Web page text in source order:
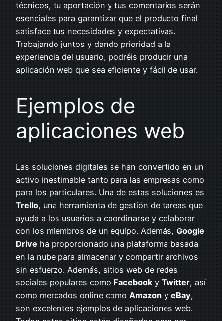
técnicos, tu aportación y tus comentarios serán
esenciales para garantizar que el producto final
satisface tus necesidades y expectativas.
Trabajando juntos y dando prioridad a la
experiencia del usuario, podréis producir una
aplicación web que sea eficiente y fácil de usar.
Ejemplos de
aplicaciones web
Las soluciones digitales se han convertido en un
activo inestimable tanto para las empresas como
para los particulares. Una de estas soluciones es
Trello, una herramienta de gestión de tareas que
ayuda a los usuarios a coordinarse y colaborar
con los miembros de un equipo. Además, Google
Drive ha proporcionado una plataforma basada
en la nube para almacenar y compartir archivos
sin esfuerzo. Además, sitios web de redes
sociales populares como Facebook y Twitter, así
como mercados online como Amazon y eBay,
son excelentes ejemplos de aplicaciones web.